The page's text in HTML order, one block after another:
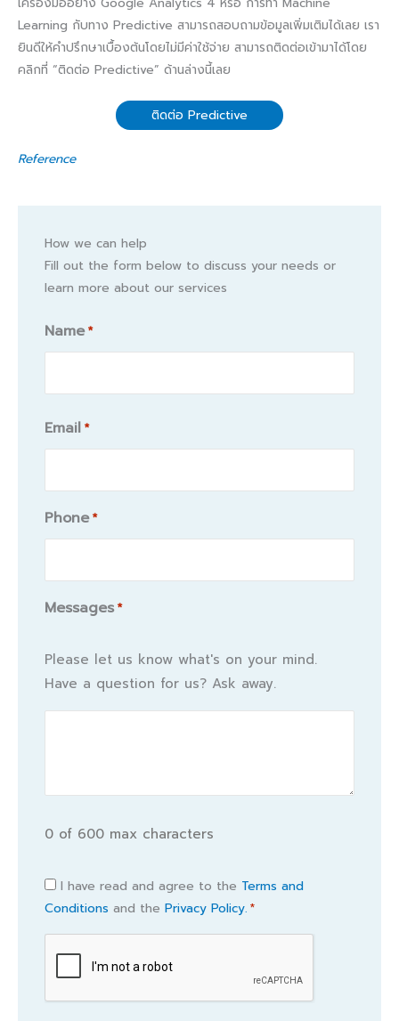
Learning กับทาง Predictive สามารถสอบถามข้อมูลเพิ่มเติมได้เลย เรา
ยินดีให้คำปรึกษาเบื้องต้นโดยไม่มีค่าใช้จ่าย สามารถติดต่อเข้ามาได้โดย
คลิกที่ “ติดต่อ Predictive” ด้านล่างนี้เลย
ติดต่อ Predictive
Reference
How we can help
Fill out the form below to discuss your needs or
learn more about our services
Name *
Name
Email *
Phone *
Messages *
Please let us know what's on your mind.
Have a question for us? Ask away.
0 of 600 max characters
Consent
*
I have read and agree to the Terms and
Conditions and the Privacy Policy. *